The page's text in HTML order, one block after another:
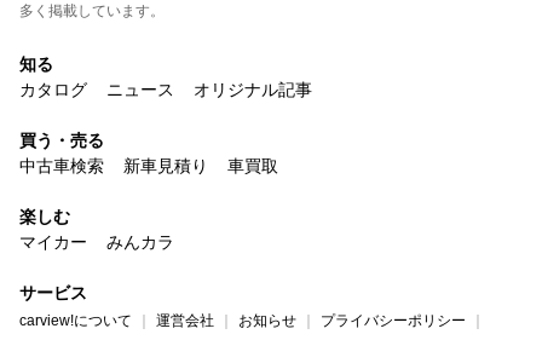
多く掲載しています。
知る
カタログ
ニュース オリジナル記事
買う・売る
中古車検索
新車見積り 車買取
楽しむ
マイカー
みんカラ
サービス
carview!について 運営会社 お知らせ
プライバシーポリシー